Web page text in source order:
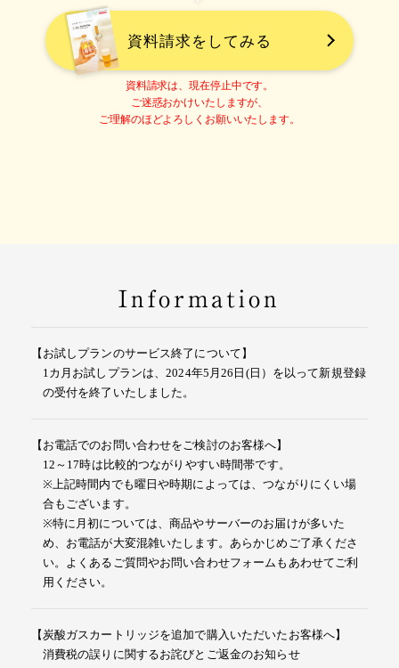
資料請求をしてみる
資料請求は、現在停止中です。
ご迷惑おかけいたしますが、
ご理解のほどよろしくお願いいたします。
Information
【お試しプランのサービス終了について】
1カ月お試しプランは、2024年5月26日(日）を以って新規登録
の受付を終了いたしました。
【お電話でのお問い合わせをご検討のお客様へ】
12～17時は比較的つながりやすい時間帯です。
※上記時間内でも曜日や時期によっては、つながりにくい場
合もございます。
※特に月初については、商品やサーバーのお届けが多いた
め、お電話が大変混雑いたします。あらかじめご了承くださ
い。よくあるご質問やお問い合わせフォームもあわせてご利
用ください。
【炭酸ガスカートリッジを追加で購入いただいたお客様へ】
消費税の誤りに関するお詫びとご返金のお知らせ